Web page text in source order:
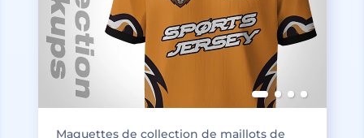
Maquettes de collection de maillots de